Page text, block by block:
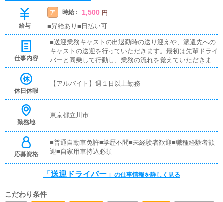
給与
ア 時給 : 1,500 円
■昇給あり■日払い可
仕事内容
■送迎業務キャストの出退勤時の送り迎えや、派遣先への
キャストの送迎を行っていただきます。最初は先輩ドライ
バーと同乗して行動し、業務の流れを覚えていただきます
ので、未経験の方でも安心して働けます。
休日休暇
【アルバイト】週１日以上勤務
勤務地
東京都立川市
応募資格
■普通自動車免許■学歴不問■未経験者歓迎■職種経験者歓
迎■自家用車持込必須
「送迎ドライバー」 の仕事情報を詳しく見る
こだわり条件